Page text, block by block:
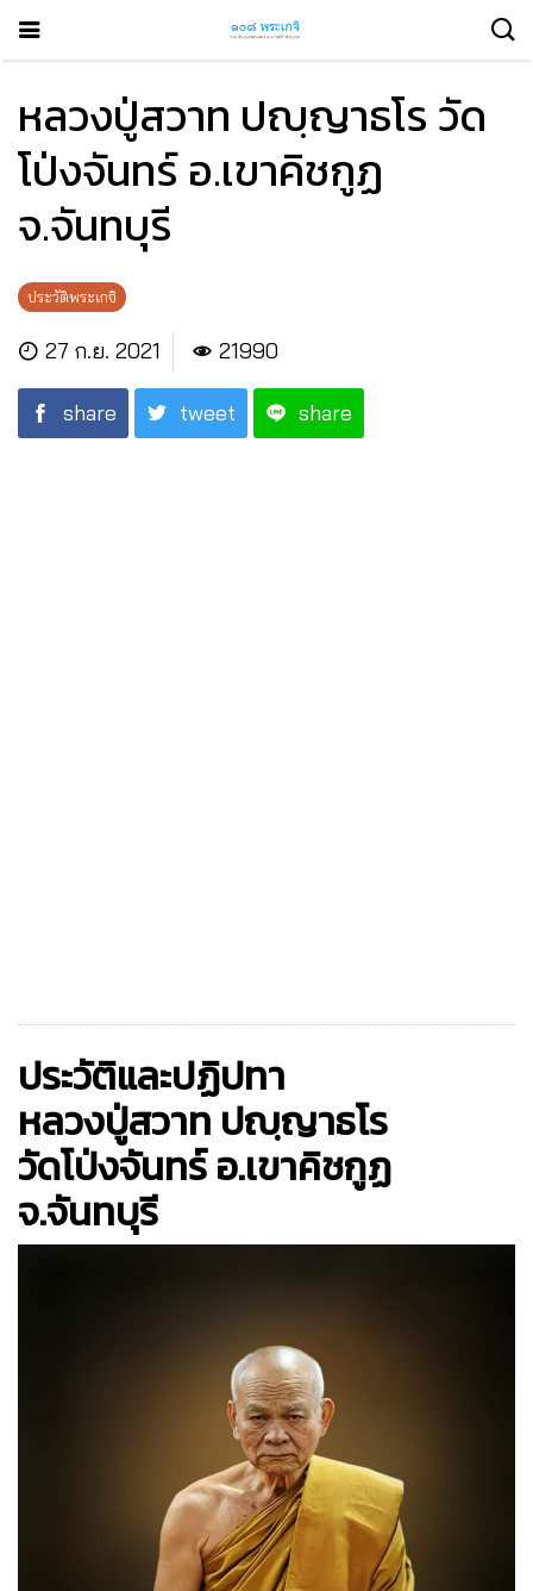
หลวงปู่สวาท ปญฺญาธโร วัด
โป่งจันทร์ อ.เขาคิชกูฏ
จ.จันทบุรี
ประวัติพระเกจิ
27 ก.ย. 2021 21990
share tweet share
ประวัติและปฏิปทา
หลวงปู่สวาท ปญฺญาธโร
วัดโป่งจันทร์ อ.เขาคิชกูฏ
จ.จันทบุรี